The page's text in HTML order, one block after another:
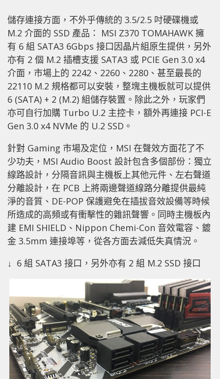
儲存連接方面，不外乎傳統的 3.5/2.5 吋硬碟機或
M.2 介面的 SSD 產品： MSI Z370 TOMAHAWK 擁
有 6 組 SATA3 6Gbps 接口因晶片組原生提供，另外
亦有 2 個 M.2 插槽支援 SATA3 或 PCIE Gen 3.0 x4
介面，市場上的 2242、2260、2280、甚至最長的
22110 M.2 規格都可以安裝，整塊主機板就可以提供
6 (SATA) + 2 (M.2) 組儲存裝置。除此之外，玩家們
亦可自行加購 Turbo U.2 主控卡，額外再連接 PCI-E
Gen 3.0 x4 NVMe 的 U.2 SSD。
針對 Gaming 市場及定位，MSI 在聲效方面花了不
少功夫，MSI Audio Boost 設計包含多個部份：獨立
線路設計，分隔音訊與主機板上其他元件、左右聲道
分離設計，在 PCB 上將兩邊聲道線路分離提供最純
淨的音質、DE-POP 保護避免在插拔音效設備等時候
所造成的高頻或有衝擊性的雜訊聲響。同時主機板內
建 EMI SHIELD、Nippon Chemi-Con 音效電容、鍍
金 3.5mm 連接埠等，從各方面去減低失真情況。
↓ 6 組 SATA3 接口，另外亦有 2 組 M.2 SSD 接口